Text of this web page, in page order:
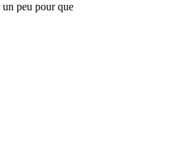
peu pour que